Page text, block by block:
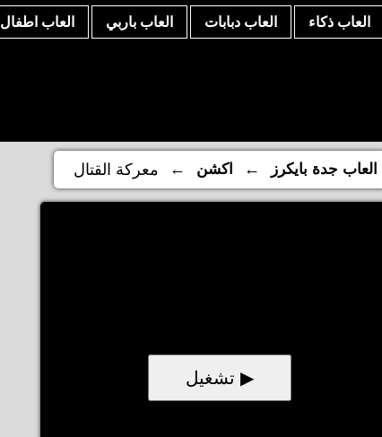
العاب ذكاء العاب دبابات العاب باربي العاب اطفال
العاب جدة بايكرز ← اكشن ← معركة القتال
▶ تشغيل